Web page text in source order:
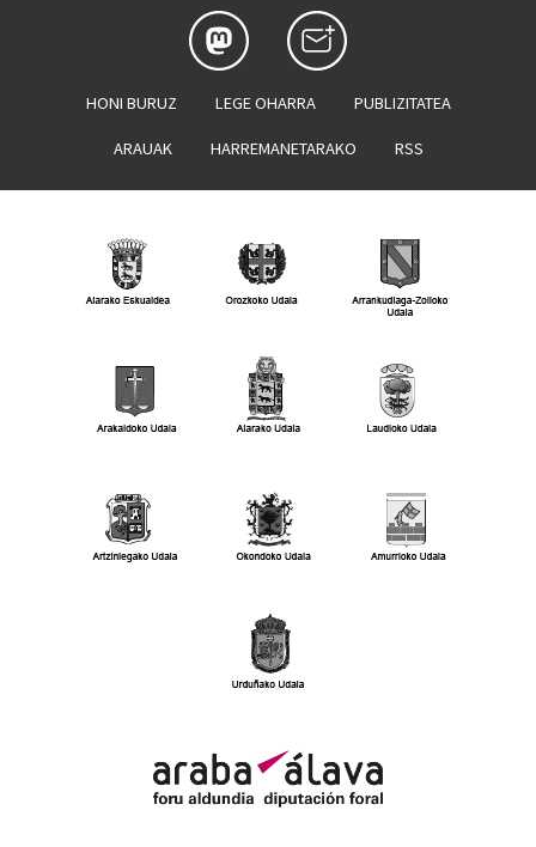
HONI BURUZ LEGE OHARRA PUBLIZITATEA
ARAUAK HARREMANETARAKO RSS